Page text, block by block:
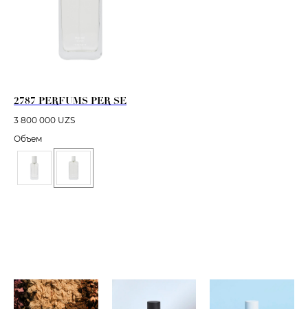
2787 PERFUMS PER SE
3 800 000 UZS
Объем